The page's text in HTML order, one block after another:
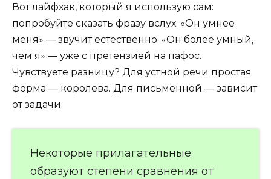
Вот лайфхак, который я использую сам:
попробуйте сказать фразу вслух. «Он умнее
меня» — звучит естественно. «Он более умный,
чем я» — уже с претензией на пафос.
Чувствуете разницу? Для устной речи простая
форма — королева. Для письменной — зависит
от задачи.
Некоторые прилагательные
образуют степени сравнения от